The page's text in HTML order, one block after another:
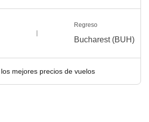
Regreso
Bucharest (BUH)
mejores precios de vuelos